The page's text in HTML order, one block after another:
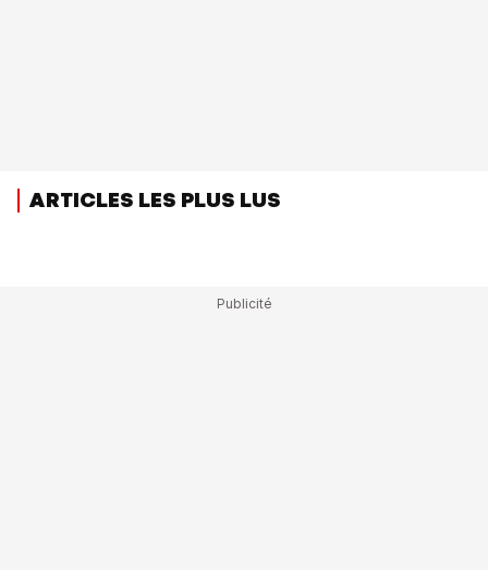
ARTICLES LES PLUS LUS